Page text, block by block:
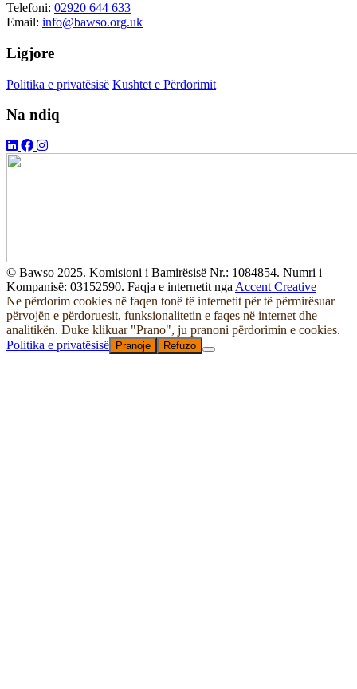
Telefoni: 02920 644 633
Email: info@bawso.org.uk
Ligjore
Politika e privatësisë Kushtet e Përdorimit
Na ndiq
© Bawso 2025. Komisioni i Bamirësisë Nr.: 1084854. Numri i
Kompanisë: 03152590. Faqja e internetit nga Accent Creative
Ne përdorim cookies në faqen tonë të internetit për të përmirësuar
përvojën e përdoruesit, funksionalitetin e faqes në internet dhe
analitikën. Duke klikuar "Prano", ju pranoni përdorimin e cookies.
Politika e privatësisë
Pranoje Refuzo